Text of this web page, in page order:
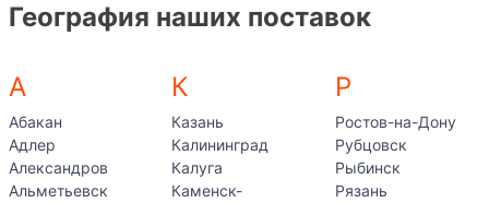
География наших поставок
А
Абакан
Адлер
Александров
Альметьевск
К
Казань
Калининград
Калуга
Каменск-
Р
Ростов-на-Дону
Рубцовск
Рыбинск
Рязань